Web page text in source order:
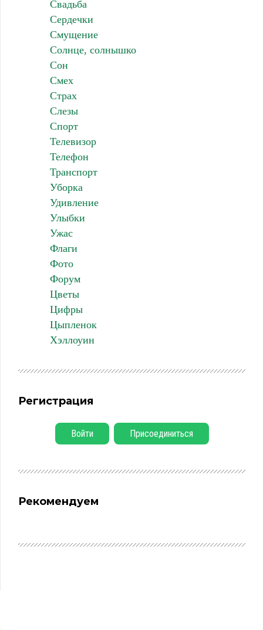
Свадьба
Сердечки
Смущение
Солнце, солнышко
Сон
Смех
Страх
Слезы
Спорт
Телевизор
Телефон
Транспорт
Уборка
Удивление
Улыбки
Ужас
Флаги
Фото
Форум
Цветы
Цифры
Цыпленок
Хэллоуин
Регистрация
Войти Присоединиться
Рекомендуем